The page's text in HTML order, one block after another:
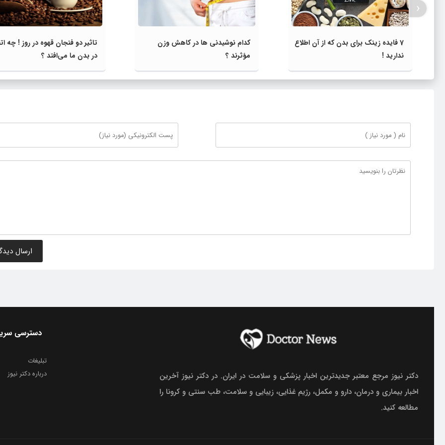
7 فایده زینک برای بدن که از آن اطلاع
ندارید !
کدام نوشیدنی‌ ها در کاهش وزن
مؤثرند ؟
تاثیر دو فنجان قهوه در روز ! چه
در بدن ما می‌افتد ؟
‹
دکتر نیوز مرجع معتبر جدیدترین اخبار پزشکی و سلامت در ایران. در دکتر نیوز آخرین
اخبار بیماری و درمان، دارو و مکمل، رژیم غذایی، زیبایی و سلامت، طب سنتی و کرونا را
مطالعه کنید.
دسترسی
تبلیغات
درباره دکتر نیوز